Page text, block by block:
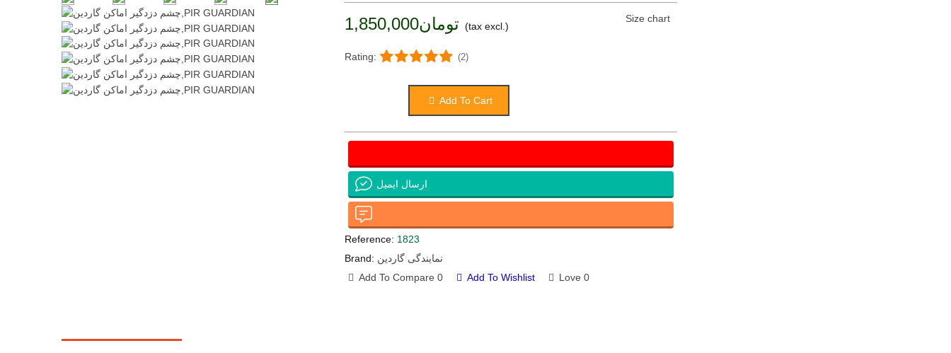
تومان1,850,000 (tax excl.)
Rating: (2)
Size chart
Add To Cart
ارسال ایمیل
Reference: 1823
Brand: نمایندگی گاردین
Add To Compare 0 Add To Wishlist Love 0